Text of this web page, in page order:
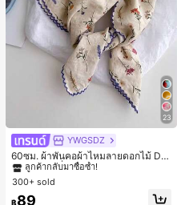
23
YWGSDZ
60ซม. ผ้าพันคอผ้าไหมลายดอกไม้ Dit
sy สีเบจ, เครื่องประดับใหม่สำหรับผู้หญิ
งฤดูใบไม้ผลิ/ฤดูใบไม้ร่วง, ผ้าพันคอผืน
#1 ขายดี
ลูกค้ากลับมาซื้อซ้ำ!
#1 ขายดี
ลูกค้ากลับมาซื้อซ้ำ!
#1 ขายดี
ลูกค้ากลับมาซื้อซ้ำ!
#1 ขายดี
ใน สีเบจ ผ้าพันคอทรงสี่เหลี่ยมและผ้าพันคอสำหรับผู้
300+ sold
฿89